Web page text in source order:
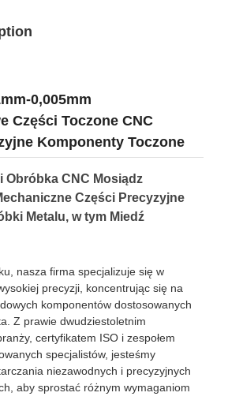
0,005mm
Części Toczone CNC
Komponenty Toczone
Obróbka CNC Mosiądz
Części Precyzyjne
Metalu, w tym Miedź
nasza firma specjalizuje się w
precyzji, koncentrując się na
komponentów dostosowanych
Z prawie dwudziestoletnim
certyfikatem ISO i zespołem
specjalistów, jesteśmy
niezawodnych i precyzyjnych
aby sprostać różnym wymaganiom